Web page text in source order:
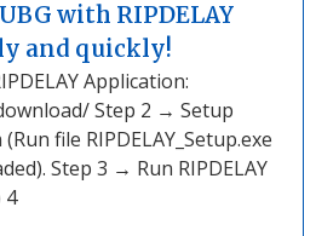
with RIPDELAY
and quickly!
Application:
Step 2 → Setup
file RIPDELAY_Setup.exe
Step 3 → Run RIPDELAY
4